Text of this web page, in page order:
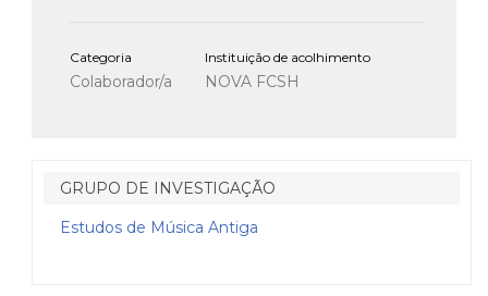
Categoria
Colaborador/a
Instituição de acolhimento
NOVA FCSH
GRUPO DE INVESTIGAÇÃO
Estudos de Música Antiga